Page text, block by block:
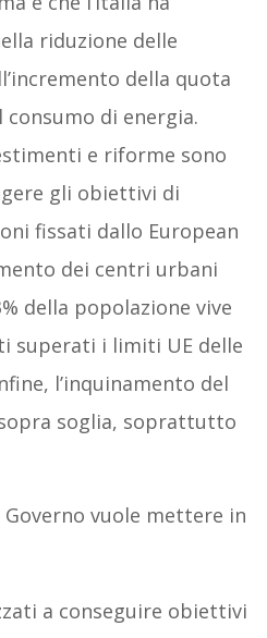
riduzione delle
della quota
di energia.
e riforme sono
gli obiettivi di
fissati dallo European
dei centri urbani
della popolazione vive
superati i limiti UE delle
l’inquinamento del
soglia, soprattutto
Governo vuole mettere in
a conseguire obiettivi